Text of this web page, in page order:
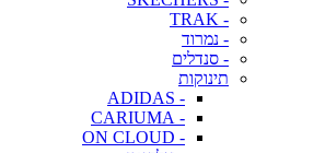
- TRAK
- נמרוד
- סנדלים
תינוקות
- ADIDAS
- CARIUMA
- ON CLOUD